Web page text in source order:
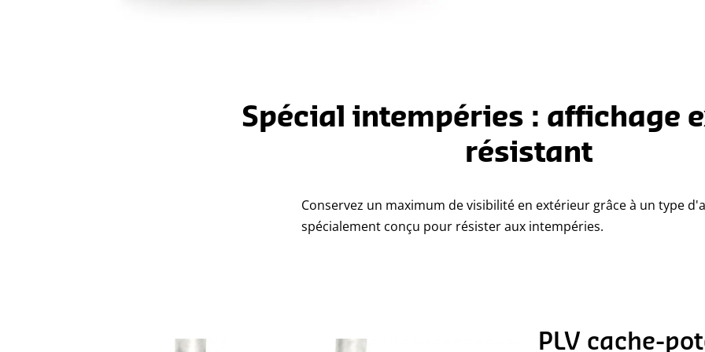
Spécial intempéries : affichage
résistant
Conservez un maximum de visibilité en extérieur grâce à un type
spécialement conçu pour résister aux intempéries.
PLV cache-